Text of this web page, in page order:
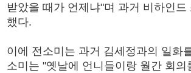
받았을 때가 언제냐"며 과거 비하인드
했다.
이에 전소미는 과거 김세정과의 일화
소미는 "옛날에 언니들이랑 월간 회의